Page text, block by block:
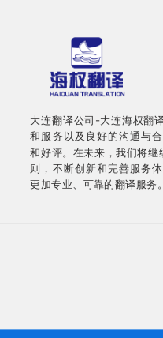
大连翻译公司-大连海权翻
和服务以及良好的沟通与
和好评。在未来，我们将继
则，不断创新和完善服务
更加专业、可靠的翻译服务。